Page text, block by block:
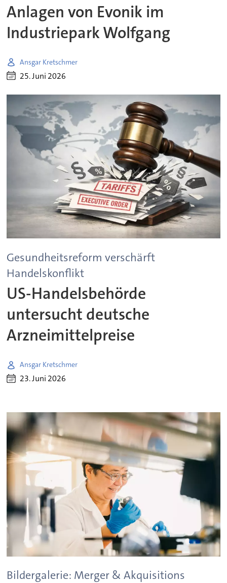
Anlagen von Evonik im
Industriepark Wolfgang
Ansgar Kretschmer
25. Juni 2026
Gesundheitsreform verschärft
Handelskonflikt
US-Handelsbehörde
untersucht deutsche
Arzneimittelpreise
Ansgar Kretschmer
23. Juni 2026
Bildergalerie: Merger & Akquisitions